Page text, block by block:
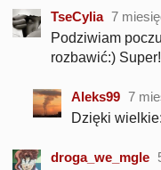
TseCylia 7
Podziwiam
rozbawić:) Super!
Aleks99 7
Dzięki
droga_we_mgle